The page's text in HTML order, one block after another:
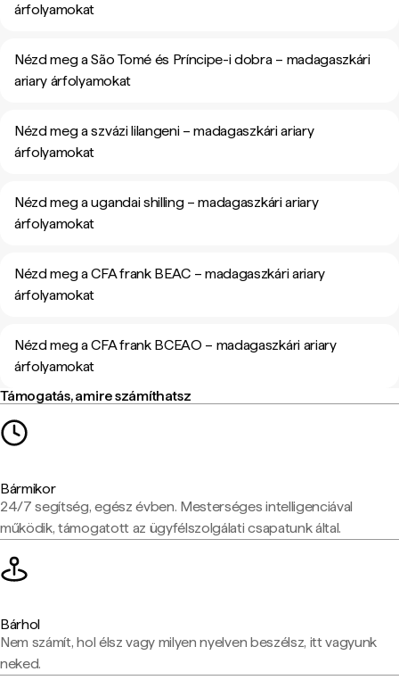
árfolyamokat
Nézd meg a São Tomé és Príncipe-i dobra – madagaszkári
ariary árfolyamokat
Nézd meg a szvázi lilangeni – madagaszkári ariary
árfolyamokat
Nézd meg a ugandai shilling – madagaszkári ariary
árfolyamokat
Nézd meg a CFA frank BEAC – madagaszkári ariary
árfolyamokat
Nézd meg a CFA frank BCEAO – madagaszkári ariary
árfolyamokat
Támogatás, amire számíthatsz
Bármikor
24/7 segítség, egész évben. Mesterséges intelligenciával
működik, támogatott az ügyfélszolgálati csapatunk által.
Bárhol
Nem számít, hol élsz vagy milyen nyelven beszélsz, itt vagyunk
neked.